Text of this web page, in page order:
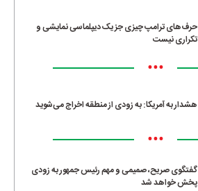
حرف‌های ترامپ چیزی جز یک دیپلماسی نمایشی و
تکراری نیست
•••
هشدار به آمریکا: به زودی از منطقه اخراج می‌شوید
•••
گفتگوی صریح، صمیمی و مهم رئیس جمهور به زودی
پخش خواهد شد